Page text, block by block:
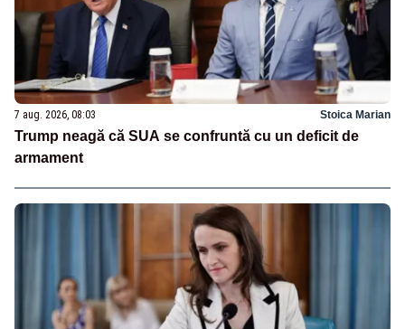
7 aug. 2026, 08:03 Stoica Marian
Trump neagă că SUA se confruntă cu un deficit de
armament